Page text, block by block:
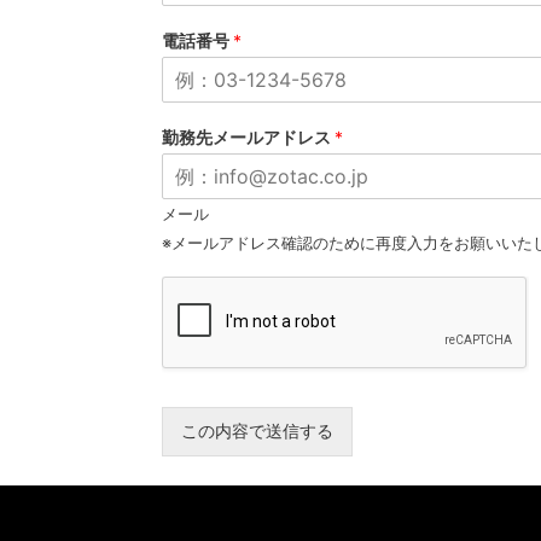
電話番号 *
勤務先メールアドレス *
メール
※メールアドレス確認のために再度入力をお願いいた
この内容で送信する